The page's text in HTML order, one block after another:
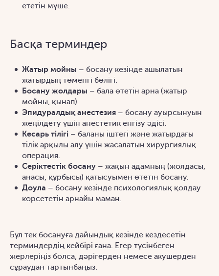
ететін мүше.
Басқа терминдер
Жатыр мойны – босану кезінде ашылатын
жатырдың төменгі бөлігі.
Босану жолдары – бала өтетін арна (жатыр
мойны, қынап).
Эпидуралдық анестезия – босану ауырсынуын
жеңілдету үшін анестетик енгізу әдісі.
Кесарь тілігі – баланы іштегі және жатырдағы
тілік арқылы алу үшін жасалатын хирургиялық
операция.
Серіктестік босану – жақын адамның (жолдасы,
анасы, құрбысы) қатысуымен өтетін босану.
Доула – босану кезінде психологиялық қолдау
көрсететін арнайы маман.
Бұл тек босануға дайындық кезінде кездесетін
терминдердің кейбірі ғана. Егер түсінбеген
жерлеріңіз болса, дәрігерден немесе акушерден
сұраудан тартынбаңыз.